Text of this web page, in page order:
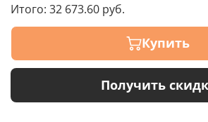
Итого: 32 673.60 руб.
Купить
Получить